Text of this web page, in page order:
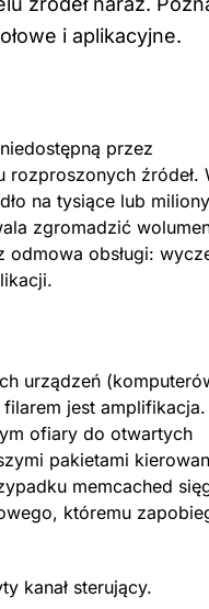
i aplikacyjne.
przez
źródeł.
na tysiące lub miliony
zgromadzić
odmowa obsługi:
urządzeń
jest amplifikacja.
ofiary do otwartych
pakietami
memcached
któremu
kanał sterujący.